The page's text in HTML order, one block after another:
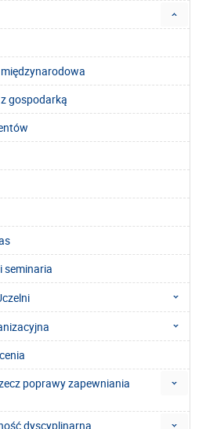
gospodarką
seminaria
poprawy zapewniania
dyscyplinarna